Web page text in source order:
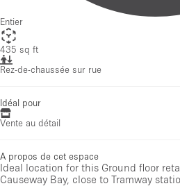
Entier
435 sq ft
Rez-de-chaussée sur rue
Idéal pour
Vente au détail
A propos de cet espace
Ideal location for this Ground floor
Causeway Bay, close to Tramway